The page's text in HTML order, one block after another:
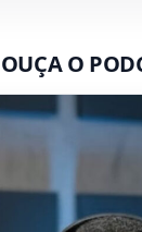
OUÇA O